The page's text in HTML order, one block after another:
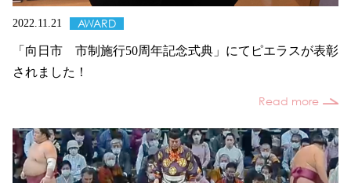
2022.11.21 AWARD
「向日市 市制施行50周年記念式典」にてピエラスが表彰
されました！
Read more